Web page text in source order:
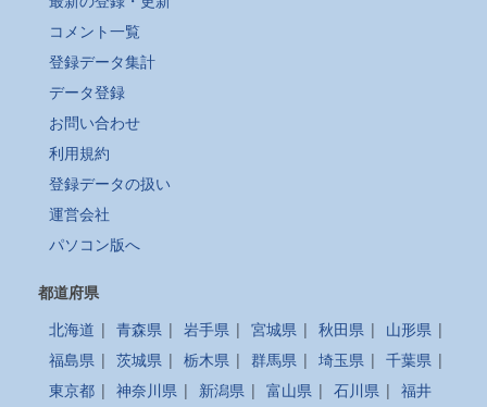
コメント一覧
登録データ集計
データ登録
お問い合わせ
利用規約
登録データの扱い
運営会社
パソコン版へ
都道府県
北海道 | 青森県 | 岩手県 | 宮城県 | 秋田県 | 山形県 |
福島県 | 茨城県 | 栃木県 | 群馬県 | 埼玉県 | 千葉県 |
東京都 | 神奈川県 | 新潟県 | 富山県 | 石川県 | 福井